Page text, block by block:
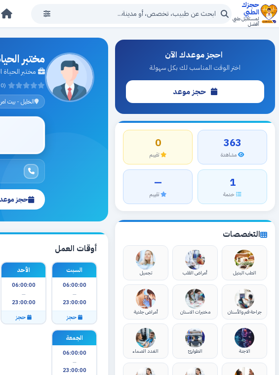
حجزك
الطبي
لمستقبل طبي
أفضل
احجز موعدك الآن
اختر الوقت المناسب لك بكل سهولة
حجز موعد
363
مشاهدة
0
تقييم
1
خدمة
—
تقييم
التخصصات
الطب البديل أمراض القلب تجميل
جراحة فم والأسنان مختبرات الاسنان أمراض جلدية
الاجنة الطوارئ الغدد الصماء
مختبر
مختبر
(0 تقييم)
الخليل - بيت امر
حجز موعد
أوقات العمل
السبت
06:00:00
—
23:00:00
حجز
الأحد
06:00:00
—
23:00:00
حجز
الجمعة
06:00:00
—
23:00:00